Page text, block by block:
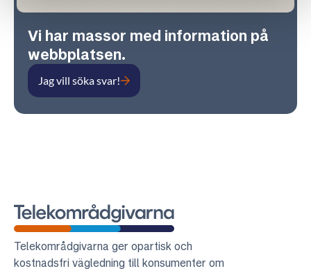
Vi har massor med information på
webbplatsen.
Jag vill söka svar!
Telekområdgivarna
Telekområdgivarna ger opartisk och
kostnadsfri vägledning till konsumenter om